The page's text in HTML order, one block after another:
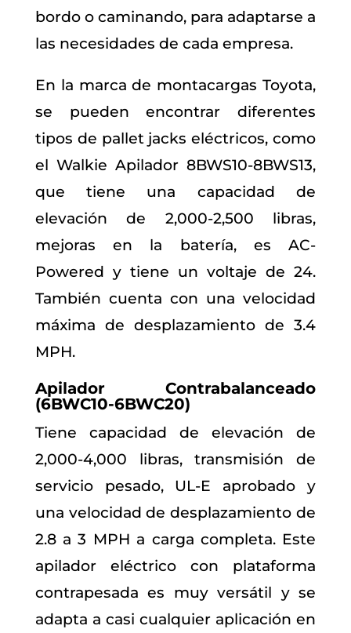
bordo o caminando, para adaptarse a
las necesidades de cada empresa.
En la marca de montacargas Toyota,
se pueden encontrar diferentes
tipos de pallet jacks eléctricos, como
el Walkie Apilador 8BWS10-8BWS13,
que tiene una capacidad de
elevación de 2,000-2,500 libras,
mejoras en la batería, es AC-
Powered y tiene un voltaje de 24.
También cuenta con una velocidad
máxima de desplazamiento de 3.4
MPH.
Apilador Contrabalanceado
(6BWC10-6BWC20)
Tiene capacidad de elevación de
2,000-4,000 libras, transmisión de
servicio pesado, UL-E aprobado y
una velocidad de desplazamiento de
2.8 a 3 MPH a carga completa. Este
apilador eléctrico con plataforma
contrapesada es muy versátil y se
adapta a casi cualquier aplicación en